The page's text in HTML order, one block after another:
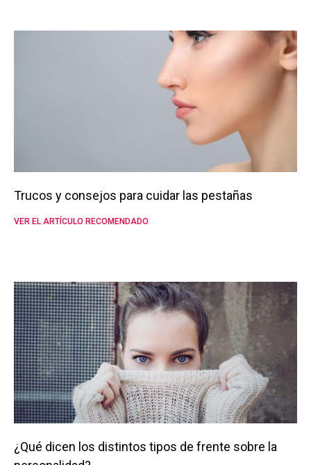
Trucos y consejos para cuidar las pestañas
VER EL ARTÍCULO RECOMENDADO
¿Qué dicen los distintos tipos de frente sobre la